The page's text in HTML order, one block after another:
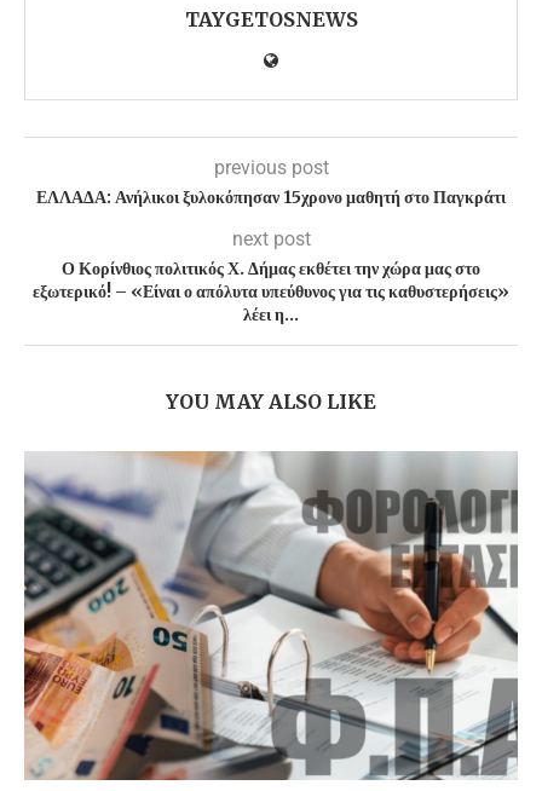
TAYGETOSNEWS
previous post
ΕΛΛΑΔΑ: Ανήλικοι ξυλοκόπησαν 15χρονο μαθητή στο Παγκράτι
next post
Ο Κορίνθιος πολιτικός Χ. Δήμας εκθέτει την χώρα μας στο
εξωτερικό! – «Είναι ο απόλυτα υπεύθυνος για τις καθυστερήσεις»
λέει η…
YOU MAY ALSO LIKE